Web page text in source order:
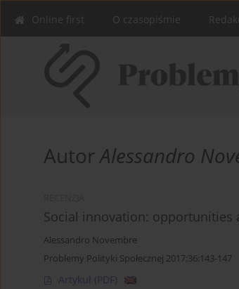
Online first O czasopiśmie
AutorAlessandro
Social innovation: opportunities
Alessandro Novembre
Problemy Polityki Społecznej 2017;36:143-147
Artykuł (PDF)